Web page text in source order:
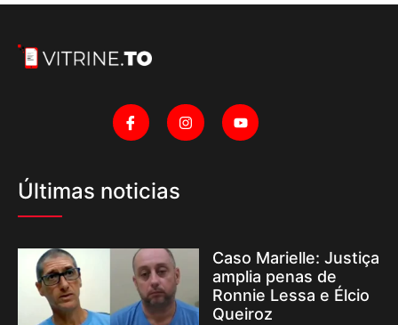
Últimas noticias
Caso Marielle: Justiça
amplia penas de
Ronnie Lessa e Élcio
Queiroz